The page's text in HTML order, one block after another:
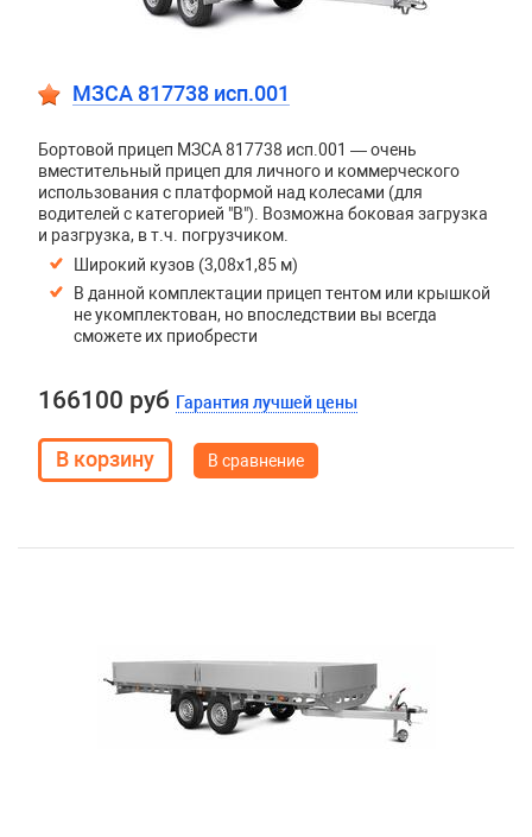
МЗСА 817738 исп.001
Бортовой прицеп МЗСА 817738 исп.001 — очень
вместительный прицеп для личного и коммерческого
использования с платформой над колесами (для
водителей с категорией "В"). Возможна боковая загрузка
и разгрузка, в т.ч. погрузчиком.
Широкий кузов (3,08х1,85 м)
В данной комплектации прицеп тентом или крышкой
не укомплектован, но впоследствии вы всегда
сможете их приобрести
166100 руб Гарантия лучшей цены
В сравнение